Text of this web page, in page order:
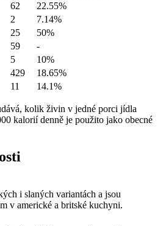
62
22.55%
2
7.14%
25
50%
59
-
5
10%
429
18.65%
11 14.1%
kolik živin v jedné porci jídla
kalorií denně je použito jako obecné
i slaných variantách a jsou
v americké a britské kuchyni.